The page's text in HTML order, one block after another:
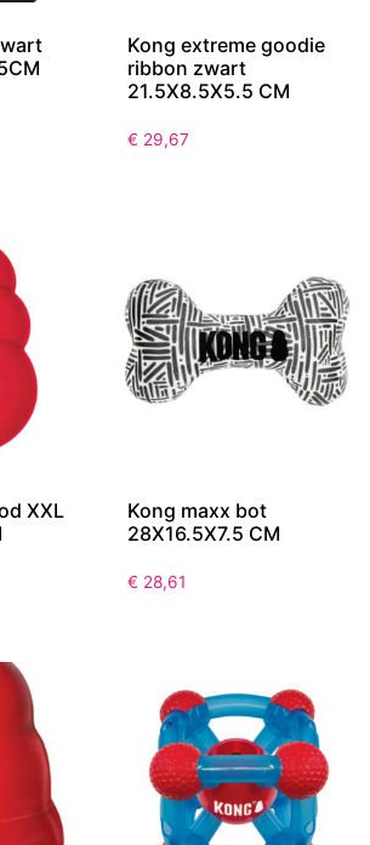
Kong extreme goodie
ribbon zwart
21.5X8.5X5.5 CM
€ 29,67
XXL
Kong maxx bot
28X16.5X7.5 CM
€ 28,61